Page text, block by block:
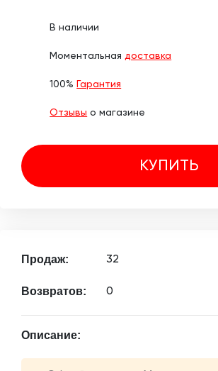
В наличии
Моментальнаядоставка
100% Гарантия
Отзывы о магазине
КУПИТЬ
Продаж: 32
Возвратов: 0
Описание: